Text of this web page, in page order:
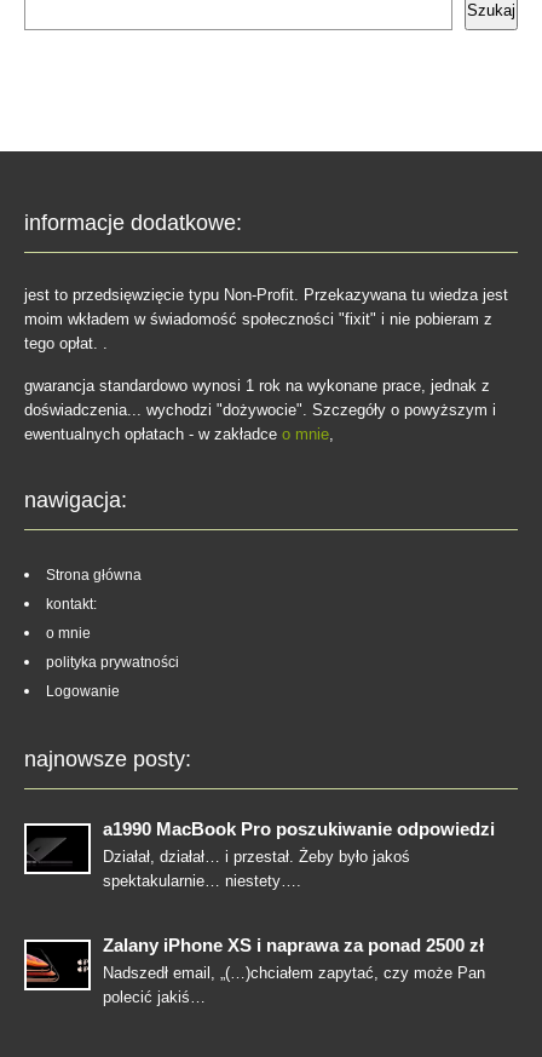
Szukaj
informacje dodatkowe:
jest to przedsięwzięcie typu Non-Profit. Przekazywana tu wiedza jest
moim wkładem w świadomość społeczności "fixit" i nie pobieram z
tego opłat. .
gwarancja standardowo wynosi 1 rok na wykonane prace, jednak z
doświadczenia... wychodzi "dożywocie". Szczegóły o powyższym i
ewentualnych opłatach - w zakładce o mnie,
nawigacja:
Strona główna
kontakt:
o mnie
polityka prywatności
Logowanie
najnowsze posty:
a1990 MacBook Pro poszukiwanie odpowiedzi
Działał, działał… i przestał. Żeby było jakoś
spektakularnie… niestety….
Zalany iPhone XS i naprawa za ponad 2500 zł
Nadszedł email, „(…)chciałem zapytać, czy może Pan
polecić jakiś…